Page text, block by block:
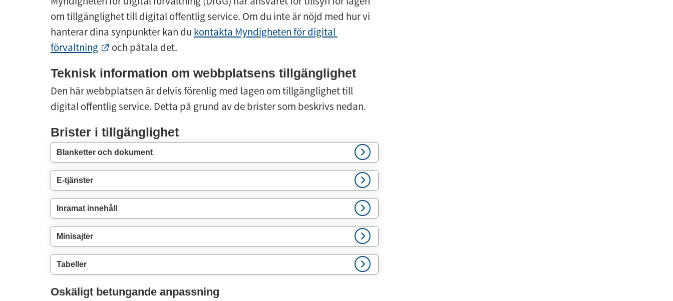
om tillgänglighet till digital offentlig service. Om du inte är nöjd med hur vi
hanterar dina synpunkter kan du kontakta Myndigheten för digital
förvaltning
Länk till annan webbplats.
och påtala det.
Teknisk information om webbplatsens tillgänglighet
Den här webbplatsen är delvis förenlig med lagen om tillgänglighet till
digital offentlig service. Detta på grund av de brister som beskrivs nedan.
Brister i tillgänglighet
Blanketter och dokument
E-tjänster
Inramat innehåll
Minisajter
Tabeller
Oskäligt betungande anpassning